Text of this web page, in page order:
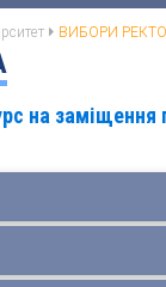
ВИБОРИ
на